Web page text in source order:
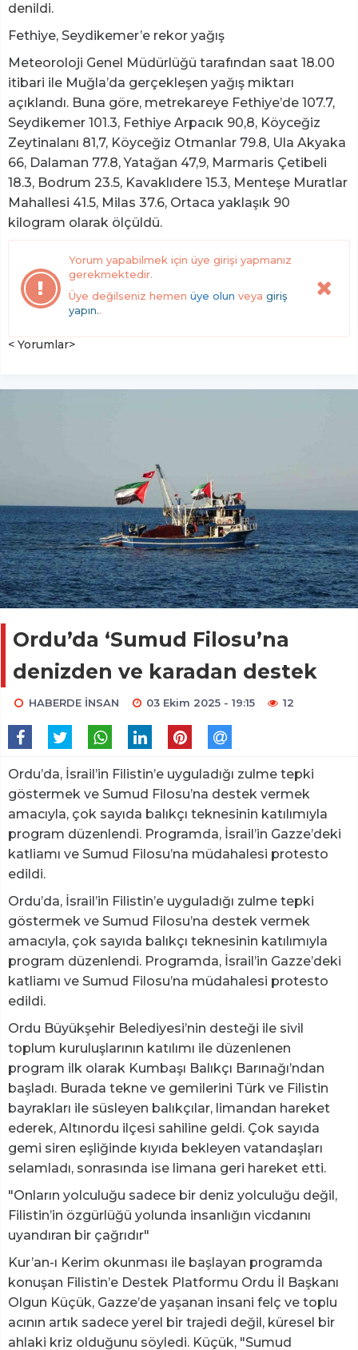
denildi.
Fethiye, Seydikemer’e rekor yağış
Meteoroloji Genel Müdürlüğü tarafından saat 18.00
itibari ile Muğla’da gerçekleşen yağış miktarı
açıklandı. Buna göre, metrekareye Fethiye’de 107.7,
Seydikemer 101.3, Fethiye Arpacık 90,8, Köyceğiz
Zeytinalanı 81,7, Köyceğiz Otmanlar 79.8, Ula Akyaka
66, Dalaman 77.8, Yatağan 47,9, Marmaris Çetibeli
18.3, Bodrum 23.5, Kavaklıdere 15.3, Menteşe Muratlar
Mahallesi 41.5, Milas 37.6, Ortaca yaklaşık 90
kilogram olarak ölçüldü.
Yorum yapabilmek için üye girişi yapmanız
gerekmektedir.
Üye değilseniz hemen üye olun veya giriş
yapın..
< Yorumlar>
Ordu’da ‘Sumud Filosu’na
denizden ve karadan destek
HABERDE İNSAN 03 Ekim 2025 - 19:15 12
Ordu’da, İsrail’in Filistin’e uyguladığı zulme tepki
göstermek ve Sumud Filosu’na destek vermek
amacıyla, çok sayıda balıkçı teknesinin katılımıyla
program düzenlendi. Programda, İsrail’in Gazze’deki
katliamı ve Sumud Filosu’na müdahalesi protesto
edildi.
Ordu’da, İsrail’in Filistin’e uyguladığı zulme tepki
göstermek ve Sumud Filosu’na destek vermek
amacıyla, çok sayıda balıkçı teknesinin katılımıyla
program düzenlendi. Programda, İsrail’in Gazze’deki
katliamı ve Sumud Filosu’na müdahalesi protesto
edildi.
Ordu Büyükşehir Belediyesi’nin desteği ile sivil
toplum kuruluşlarının katılımı ile düzenlenen
program ilk olarak Kumbaşı Balıkçı Barınağı’ndan
başladı. Burada tekne ve gemilerini Türk ve Filistin
bayrakları ile süsleyen balıkçılar, limandan hareket
ederek, Altınordu ilçesi sahiline geldi. Çok sayıda
gemi siren eşliğinde kıyıda bekleyen vatandaşları
selamladı, sonrasında ise limana geri hareket etti.
"Onların yolculuğu sadece bir deniz yolculuğu değil,
Filistin’in özgürlüğü yolunda insanlığın vicdanını
uyandıran bir çağrıdır"
Kur’an-ı Kerim okunması ile başlayan programda
konuşan Filistin’e Destek Platformu Ordu İl Başkanı
Olgun Küçük, Gazze’de yaşanan insani felç ve toplu
acının artık sadece yerel bir trajedi değil, küresel bir
ahlaki kriz olduğunu söyledi. Küçük, "Sumud